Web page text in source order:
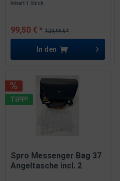
Inhalt1 Stück
129,99 € *
99,50 € *
In den
TIPP!
Spro Messenger Bag 37
Angeltasche incl. 2